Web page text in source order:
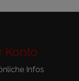
Konto
Infos